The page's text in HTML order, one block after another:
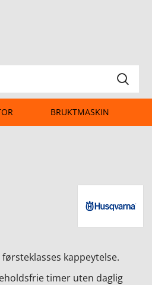
BRUKTMASKIN
kappeytelse.
timer uten daglig